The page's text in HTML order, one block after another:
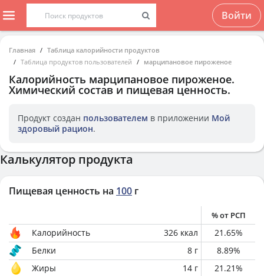
Войти
Главная
Таблица калорийности продуктов
Таблица продуктов пользователей
марципановое пироженое
Калорийность марципановое пироженое.
Химический состав и пищевая ценность.
Продукт создан пользователем в приложении Мой
здоровый рацион.
Калькулятор продукта
Пищевая ценность на 100 г
% от РСП
Калорийность 326 ккал 21.65%
Белки
8 г 8.89%
Жиры
14 г 21.21%